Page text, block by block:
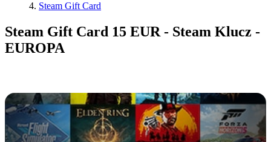
Steam Gift Card
Steam Gift Card 15 EUR - Steam Klucz -
EUROPA